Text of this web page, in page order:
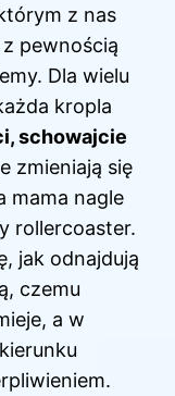
z nas
pewnością
Dla wielu
kropla
schowajcie
zmieniają się
mama nagle
rollercoaster.
jak odnajdują
czemu
a w